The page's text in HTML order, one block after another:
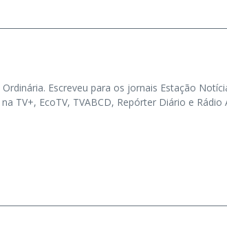
Escreveu para os jornais Estação
TV+, EcoTV, TVABCD, Repórter Diário e Rádio